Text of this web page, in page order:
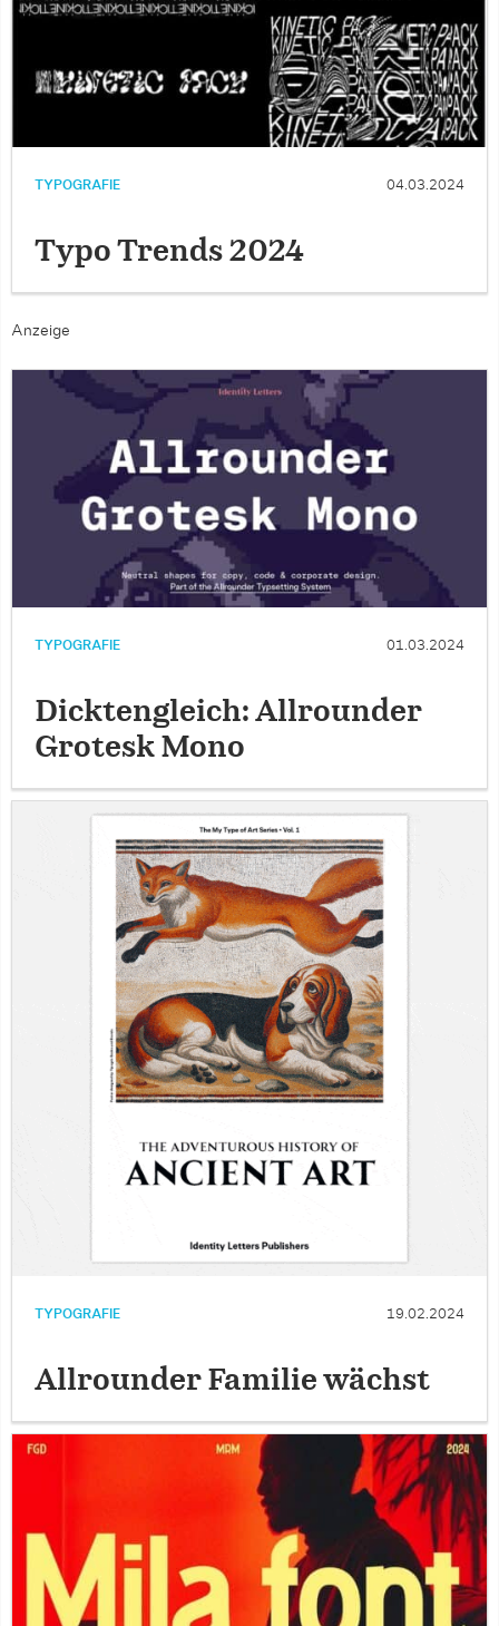
TYPOGRAFIE 04.03.2024
Typo Trends 2024
Anzeige
TYPOGRAFIE 01.03.2024
Dicktengleich: Allrounder
Grotesk Mono
TYPOGRAFIE 19.02.2024
Allrounder Familie wächst